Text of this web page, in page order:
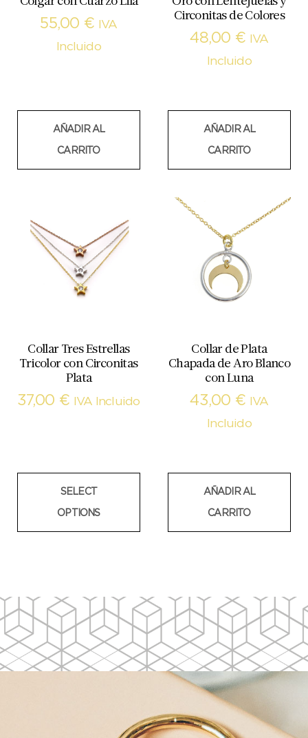
55,00 €
IVA
Incluido
AÑADIR AL
CARRITO
Circonitas de Colores
48,00 €
IVA
Incluido
AÑADIR AL
CARRITO
Collar Tres Estrellas
Tricolor con Circonitas
Plata
37,00 € IVA Incluido
SELECT
OPTIONS
Collar de Plata
Chapada de Aro Blanco
con Luna
43,00 €
IVA
Incluido
AÑADIR AL
CARRITO